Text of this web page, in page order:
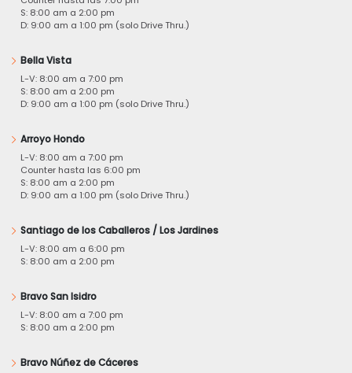
S: 8:00 am a 2:00 pm
D: 9:00 am a 1:00 pm (solo Drive Thru.)
Bella Vista
L-V: 8:00 am a 7:00 pm
S: 8:00 am a 2:00 pm
D: 9:00 am a 1:00 pm (solo Drive Thru.)
Arroyo Hondo
L-V: 8:00 am a 7:00 pm
Counter hasta las 6:00 pm
S: 8:00 am a 2:00 pm
D: 9:00 am a 1:00 pm (solo Drive Thru.)
Santiago de los Caballeros / Los Jardines
L-V: 8:00 am a 6:00 pm
S: 8:00 am a 2:00 pm
Bravo San Isidro
L-V: 8:00 am a 7:00 pm
S: 8:00 am a 2:00 pm
Bravo Núñez de Cáceres